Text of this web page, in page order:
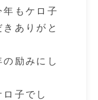
もケロ子
ありがと
励みにし
子でし